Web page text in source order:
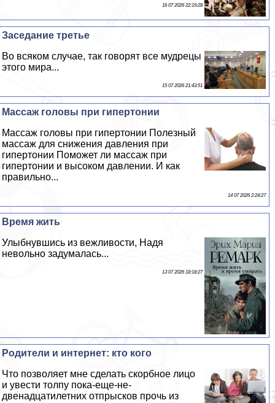
16 07 2026 22:19:28
Заседание третье
Во всяком случае, так говорят все мудрецы
этого мира...
15 07 2026 21:43:51
Массаж головы при гипертонии
Массаж головы при гипертонии Полезный
массаж для снижения давления при
гипертонии Поможет ли массаж при
гипертонии и высоком давлении. И как
правильно...
14 07 2026 2:24:27
Время жить
Улыбнувшись из вежливости, Надя
невольно задумалась...
13 07 2026 18:18:27
Родители и интернет: кто кого
Что позволяет мне сделать скорбное лицо
и увести толпу пока-еще-не-
двенадцатилетних отпрысков прочь из